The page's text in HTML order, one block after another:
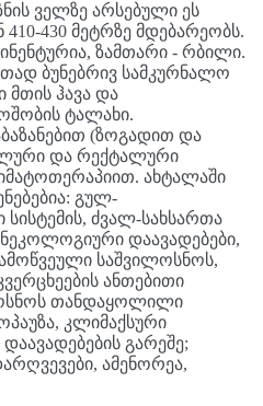
ველზე არსებული ეს
430 მეტრზე მდებარეობს.
ზამთარი - რბილი.
ბუნებრივ სამკურნალო
მთის ჰავა და
ტალახი.
(ზოგადით და
და რექტალური
ახტალაში
გულ-
ძვალ-სახსართა
დაავადებები,
საშვილოსნოს,
ანთებითი
თანდაყოლილი
კლიმაქსური
გარეშე;
ამენორეა,